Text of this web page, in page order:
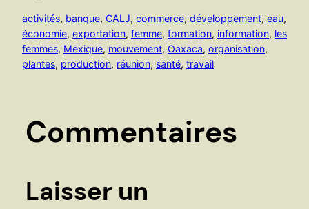
activités, banque, CALJ, commerce, développement, eau
économie, exportation, femme, formation, information, les
femmes, Mexique, mouvement, Oaxaca, organisation
plantes, production, réunion, santé, travail
Commentaires
Laisser un